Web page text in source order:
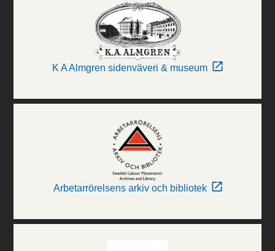
K A Almgren sidenväveri & museum
Arbetarrörelsens arkiv och bibliotek